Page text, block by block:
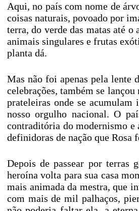
Aqui, no país com nome de
coisas naturais, povoado por
terra, do verde das matas até
animais singulares e frutas
planta dá.
Mas não foi apenas pela lente
celebrações, também se
prateleiras onde se acumulam
nosso orgulho nacional. O
contraditória do modernismo e
definidoras de nação que Rosa
Depois de passear por terras
heroína volta para sua casa
mais animada da mestra, que
com mais de mil palhaços,